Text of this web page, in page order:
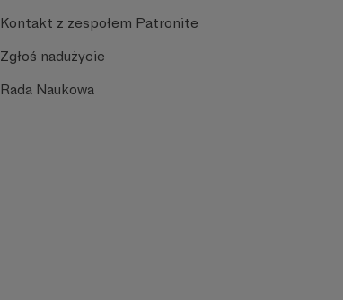
Kontakt z zespołem Patronite
Zgłoś nadużycie
Rada Naukowa